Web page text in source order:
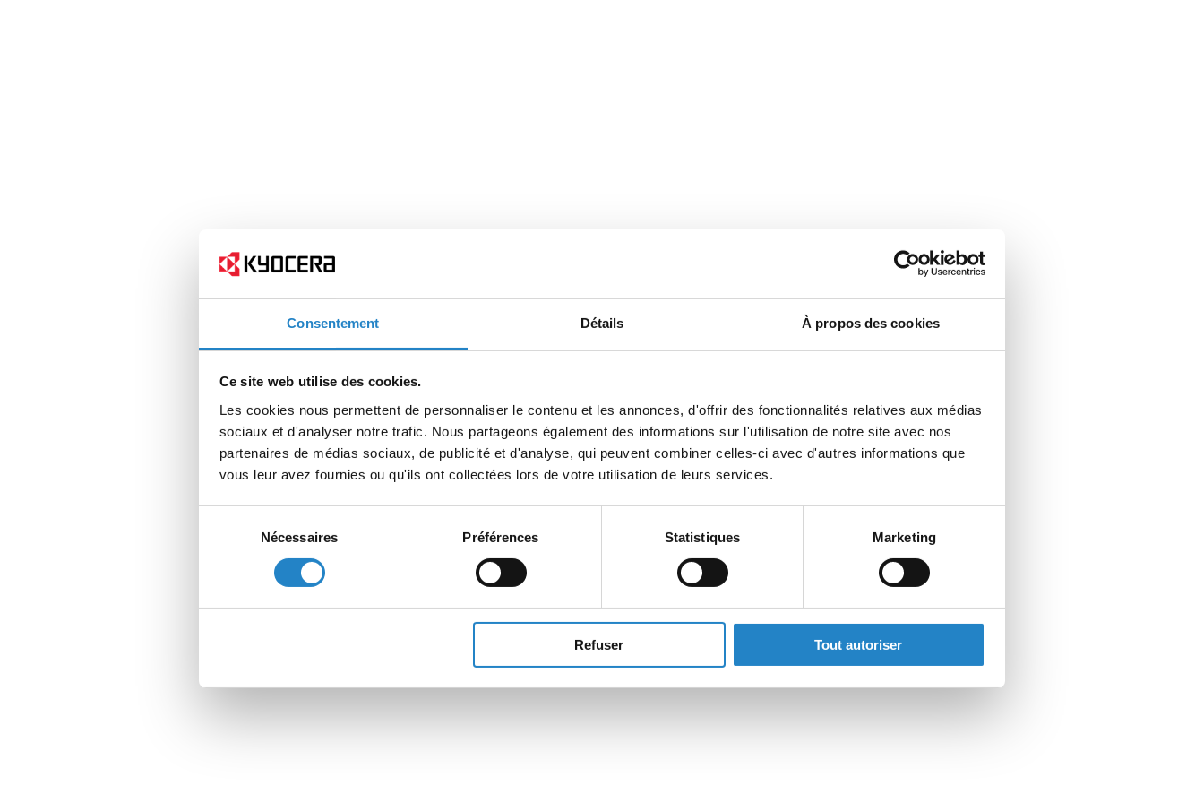
Consentement Détails À propos des cookies
Ce site web utilise des cookies.
Les cookies nous permettent de personnaliser le contenu et les annonces, d'offrir des fonctionnalités relatives aux médias
sociaux et d'analyser notre trafic. Nous partageons également des informations sur l'utilisation de notre site avec nos
partenaires de médias sociaux, de publicité et d'analyse, qui peuvent combiner celles-ci avec d'autres informations que
vous leur avez fournies ou qu'ils ont collectées lors de votre utilisation de leurs services.
consentement
Nécessaires Préférences Statistiques Marketing
Refuser Tout autoriser